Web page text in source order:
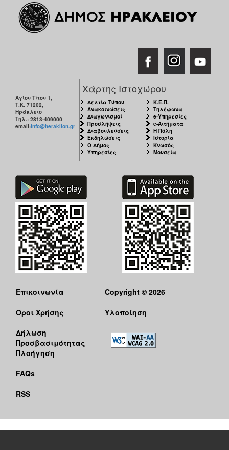
Αγίου Τίτου 1,
Τ.Κ. 71202,
Ηράκλειο
Τηλ.: 2813-409000
email:info@heraklion.gr
Χάρτης Ιστοχώρου
Δελτία Τύπου
Ανακοινώσεις
Διαγωνισμοί
Προσλήψεις
Διαβουλεύσεις
Εκδηλώσεις
Ο Δήμος
Υπηρεσίες
Κ.Ε.Π.
Τηλέφωνα
e-Υπηρεσίες
e-Αιτήματα
Η Πόλη
Ιστορία
Κνωσός
Μουσεία
Επικοινωνία
Όροι Χρήσης
Δήλωση
Προσβασιμότητας
Πλοήγηση
FAQs
RSS
Copyright © 2026
Υλοποίηση